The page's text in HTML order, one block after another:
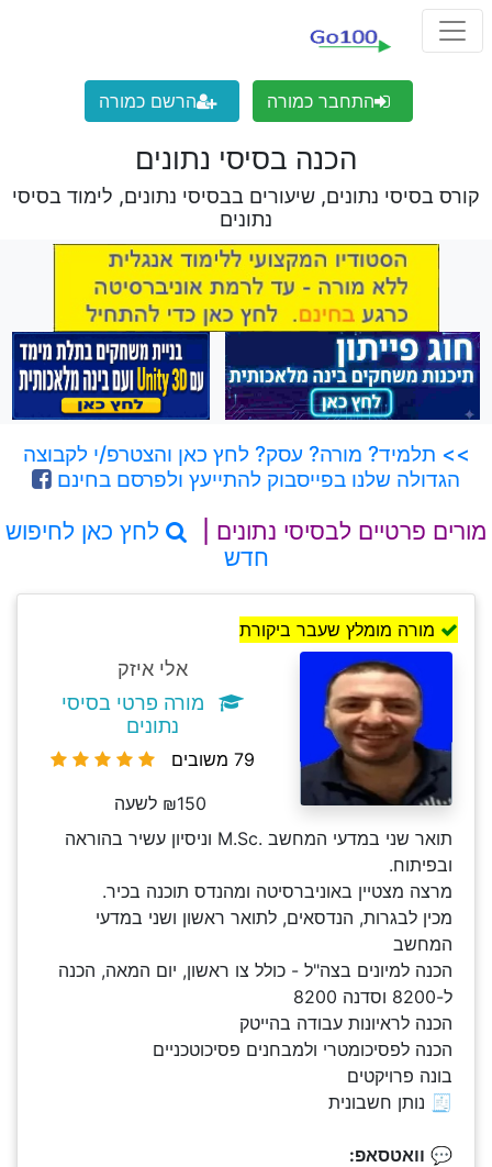
התחבר כמורה הרשם כמורה
הכנה בסיסי נתונים
קורס בסיסי נתונים, שיעורים בבסיסי נתונים, לימוד בסיסי
נתונים
>> תלמיד? מורה? עסק? לחץ כאן והצטרפ/י לקבוצה
הגדולה שלנו בפייסבוק להתייעץ ולפרסם בחינם
מורים פרטיים לבסיסי נתונים |
לחץ כאן לחיפוש
חדש
מורה מומלץ שעבר ביקורת
אלי איזק
מורה פרטי בסיסי
נתונים
79 משובים
₪150 לשעה
תואר שני במדעי המחשב .M.Sc וניסיון עשיר בהוראה
ובפיתוח.
מרצה מצטיין באוניברסיטה ומהנדס תוכנה בכיר.
מכין לבגרות, הנדסאים, לתואר ראשון ושני במדעי
המחשב
הכנה למיונים בצה"ל - כולל צו ראשון, יום המאה, הכנה
ל-8200 וסדנה 8200
הכנה לראיונות עבודה בהייטק
הכנה לפסיכומטרי ולמבחנים פסיכוטכניים
בונה פרויקטים
🧾 נותן חשבונית
💬 וואטסאפ: